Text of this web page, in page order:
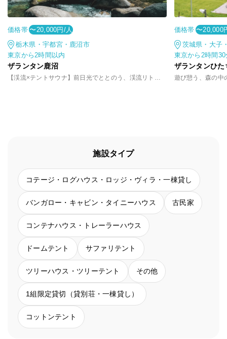
価格帯 〜20,000円/人
栃木県・宇都宮・鹿沼市
東京から2時間以内
ザランタン鹿沼
【渓流×テントサウナ】前日光でととのう、渓流リトリート
価格帯 〜20,000
茨城県・大子
東京から2時間
ザランタンひ
施設タイプ
コテージ・ログハウス・ロッジ・ヴィラ・一棟貸し
バンガロー・キャビン・タイニーハウス 古民家
コンテナハウス・トレーラーハウス
ドームテント サファリテント
ツリーハウス・ツリーテント その他
1組限定貸切（貸別荘・一棟貸し）
コットンテント